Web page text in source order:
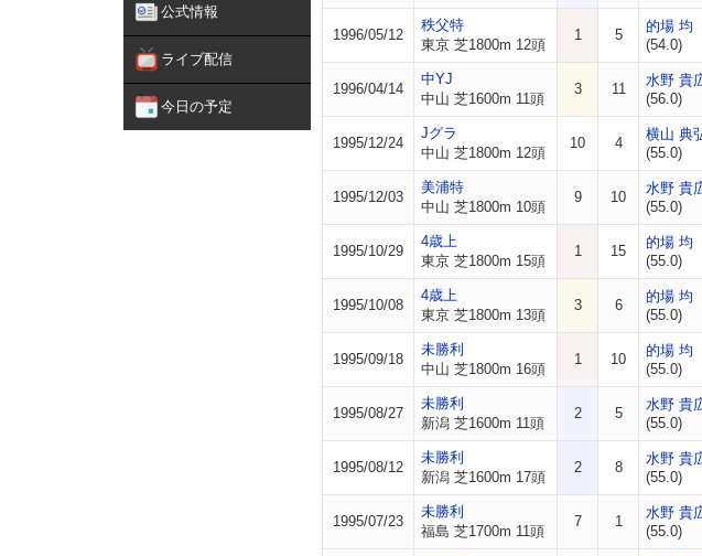
公式情報
ライブ配信
今日の予定
1996/05/12
秩父特
東京 芝1800m 12頭
1 5
的場 均
(54.0)
1996/04/14
中YJ
中山 芝1600m 11頭
3 11
水野 貴
(56.0)
1995/12/24
Jグラ
中山 芝1800m 12頭
10 4
横山 典
(55.0)
1995/12/03
美浦特
中山 芝1800m 10頭
9 10
水野 貴
(55.0)
1995/10/29
4歳上
東京 芝1800m 15頭
1 15
的場 均
(55.0)
1995/10/08
4歳上
東京 芝1800m 13頭
3 6
的場 均
(55.0)
1995/09/18
未勝利
中山 芝1800m 16頭
1 10
的場 均
(55.0)
1995/08/27
未勝利
新潟 芝1600m 11頭
2 5
水野 貴
(55.0)
1995/08/12
未勝利
新潟 芝1600m 17頭
2 8
水野 貴
(55.0)
1995/07/23
未勝利
福島 芝1700m 11頭
7 1
水野 貴
(55.0)